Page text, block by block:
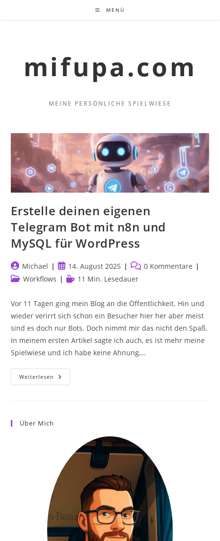
MENÜ
mifupa.com
MEINE PERSÖNLICHE SPIELWIESE
Erstelle deinen eigenen
Telegram Bot mit n8n und
MySQL für WordPress
Beitrags-
Autor:
Michael
Beitrag
veröffentlicht:
14. August 2025
Beitrags-
Kommentare:
0 Kommentare
Beitrags-
Workflows Lesedauer:
11 Min. Lesedauer
Vor 11 Tagen ging mein Blog an die Öffentlichkeit. Hin und
wieder verirrt sich schon ein Besucher hier her aber meist
sind es doch nur Bots. Doch nimmt mir das nicht den Spaß.
In meinem ersten Artikel sagte ich auch, es ist mehr meine
Spielwiese und ich habe keine Ahnung,…
Weiterlesen Erstelle
Deinen
WordPress
Über Mich